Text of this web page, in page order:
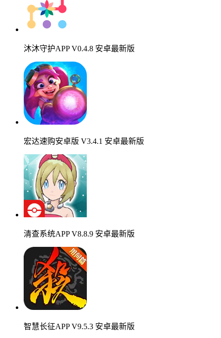
沐沐守护APP V0.4.8 安卓最新版
宏达速购安卓版 V3.4.1 安卓最新版
清查系统APP V8.8.9 安卓最新版
智慧长征APP V9.5.3 安卓最新版